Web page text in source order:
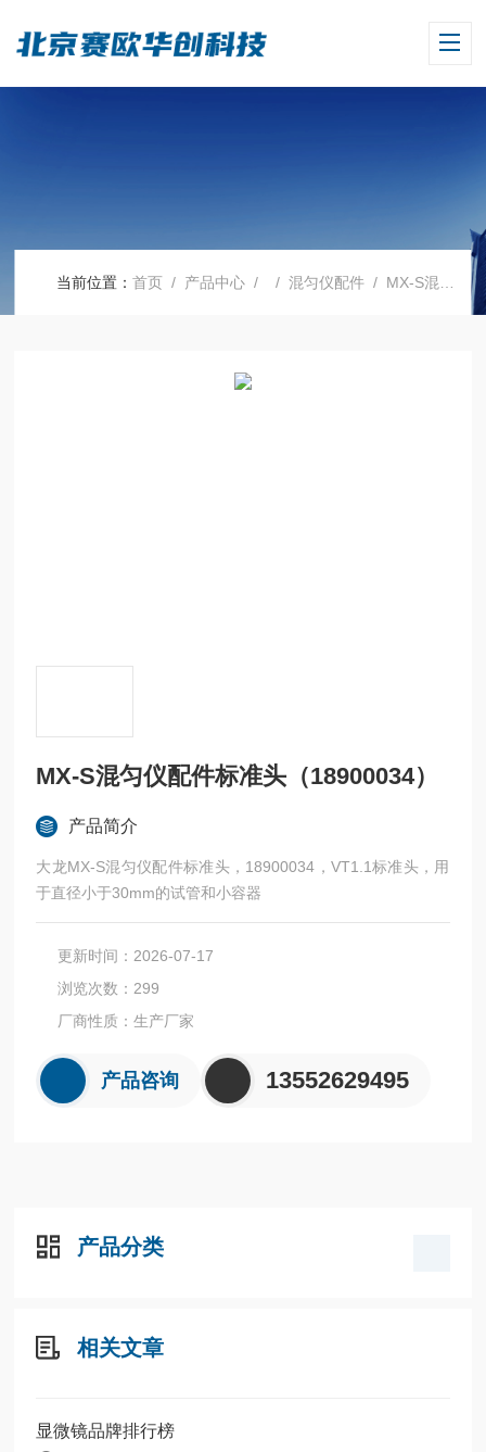
当前位置：首页 / 产品中心 / /混匀仪配件 / MX-S混匀仪配件标准头（18900034）
MX-S混匀仪配件标准头（18900034）
产品简介
大龙MX-S混匀仪配件标准头，18900034，VT1.1标准头，用
于直径小于30mm的试管和小容器
更新时间：2026-07-17
浏览次数：299
厂商性质：生产厂家
产品咨询 13552629495
产品分类
相关文章
显微镜品牌排行榜